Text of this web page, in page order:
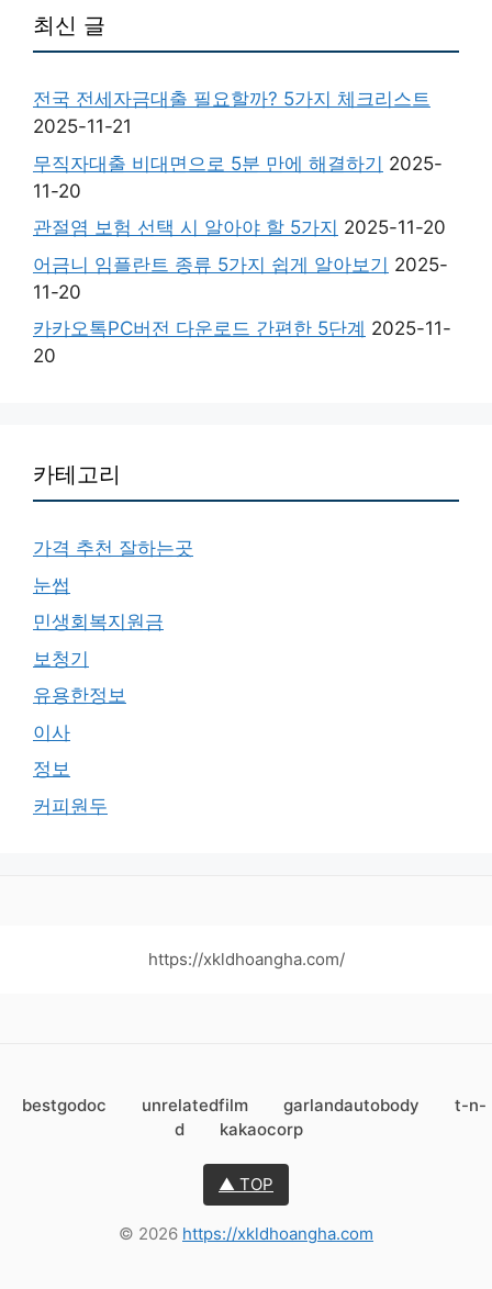
최신 글
전국 전세자금대출 필요할까? 5가지 체크리스트
2025-11-21
무직자대출 비대면으로 5분 만에 해결하기 2025-
11-20
관절염 보험 선택 시 알아야 할 5가지 2025-11-20
어금니 임플란트 종류 5가지 쉽게 알아보기 2025-
11-20
카카오톡PC버전 다운로드 간편한 5단계 2025-11-
20
카테고리
가격 추천 잘하는곳
눈썹
민생회복지원금
보청기
유용한정보
이사
정보
커피원두
https://xkldhoangha.com/
bestgodoc unrelatedfilm garlandautobody
t-n-
d
kakaocorp
▲ TOP
© 2026 https://xkldhoangha.com